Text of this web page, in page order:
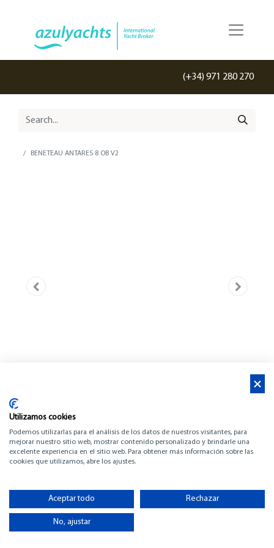
(+34) 971 280 270
BENETEAU ANTARES 8 OB V2
BENETEAU ANTARES
8 OB V2
-
Utilizamos cookies
Podemos utilizarlas para el análisis de los datos de nuestros visitantes, para
mejorar nuestro sitio web, mostrar contenido personalizado y brindarle una
excelente experiencia en el sitio web. Para obtener más información sobre las
cookies que utilizamos, abre los ajustes.
Aceptar todo Rechazar
No, ajustar